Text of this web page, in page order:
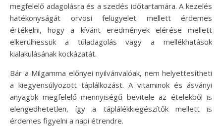
megfelelő adagolásra és a szedés időtartamára. A kezelés
hatékonyságát orvosi felügyelet mellett érdemes
értékelni, hogy a kívánt eredmények elérése mellett
elkerülhessük a túladagolás vagy a mellékhatások
kialakulásának kockázatát.
Bár a Milgamma előnyei nyilvánvalóak, nem helyettesítheti
a kiegyensúlyozott táplálkozást. A vitaminok és ásványi
anyagok megfelelő mennyiségű bevitele az ételekből is
elengedhetetlen, így a táplálékkiegészítők mellett is
érdemes figyelni a napi étrendre.